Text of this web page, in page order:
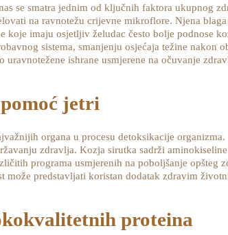
se smatra jednim od ključnih faktora ukupnog
na ravnotežu crijevne mikroflore. Njena
koje imaju osjetljiv želudac često bolje podnose
sistema, smanjenju osjećaja težine
uravnotežene ishrane usmjerene na očuvanje
jetri
organa u procesu detoksikacije
zdravlja. Kozja sirutka sadrži
programa usmjerenih na poboljšanje
može predstavljati koristan dodatak zdravim
proteina